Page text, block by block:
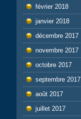
février 2018
janvier 2018
décembre 2017
novembre 2017
octobre 2017
septembre 2017
août 2017
juillet 2017